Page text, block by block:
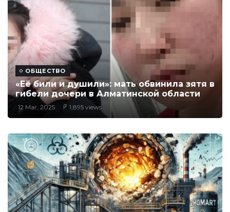
ОБЩЕСТВО
«Её били и душили»: мать обвинила зятя в
гибели дочери в Алматинской области
12 Mar, 2025 1,895 views